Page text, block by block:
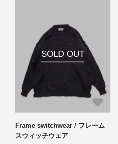
SOLD OUT
Frame switchwear / フレーム
スウィッチウェア